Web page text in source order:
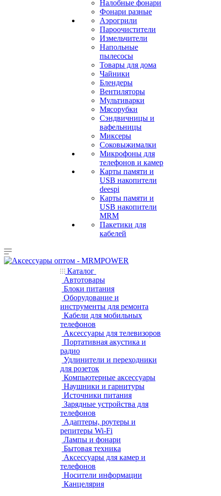
Налобные фонари
Фонари разные
Аэрогрили
Пароочистители
Измельчители
Напольные
пылесосы
Товары для дома
Чайники
Блендеры
Вентиляторы
Мультиварки
Мясорубки
Сэндвичницы и
вафельницы
Миксеры
Соковыжималки
Микрофоны для
телефонов и камер
Карты памяти и
USB накопители
deespi
Карты памяти и
USB накопители
MRM
Пакетики для
кабелей
Каталог
Автотовары
Блоки питания
Оборудование и
инструменты для ремонта
Кабели для мобильных
телефонов
Аксессуары для телевизоров
Портативная акустика и
радио
Удлинители и переходники
для розеток
Компьютерные аксессуары
Наушники и гарнитуры
Источники питания
Зарядные устройства для
телефонов
Адаптеры, роутеры и
репитеры Wi-Fi
Лампы и фонари
Бытовая техника
Аксессуары для камер и
телефонов
Носители информации
Канцелярия